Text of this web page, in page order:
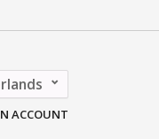
ACCOUNT